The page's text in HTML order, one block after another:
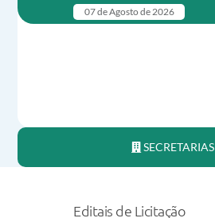
07 de Agosto de 2026
SECRETARIAS
Editais de Licitação